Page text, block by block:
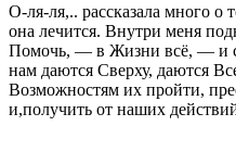
О-ля-ля,.. рассказала много о
она лечится. Внутри меня
Помочь, — в Жизни всё, — и
нам даются Сверху, даются
Возможностям их пройти,
и,получить от наших